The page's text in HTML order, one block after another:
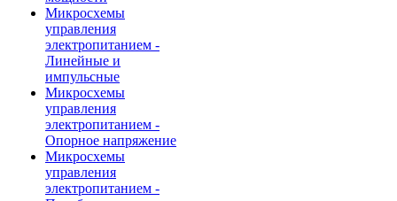
Микросхемы
управления
электропитанием -
Линейные и
импульсные
Микросхемы
управления
электропитанием -
Опорное напряжение
Микросхемы
управления
электропитанием -